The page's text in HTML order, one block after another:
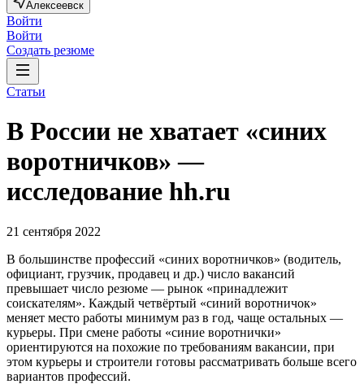
Алексеевск
Войти
Войти
Создать резюме
Статьи
В России не хватает «синих
воротничков» —
исследование hh.ru
21 сентября 2022
В большинстве профессий «синих воротничков» (водитель,
официант, грузчик, продавец и др.) число вакансий
превышает число резюме — рынок «принадлежит
соискателям». Каждый четвёртый «синий воротничок»
меняет место работы минимум раз в год, чаще остальных —
курьеры. При смене работы «синие воротнички»
ориентируются на похожие по требованиям вакансии, при
этом курьеры и строители готовы рассматривать больше всего
вариантов профессий.